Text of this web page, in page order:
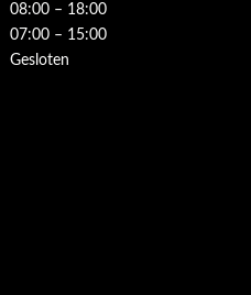
08:00 – 18:00
07:00 – 15:00
Gesloten